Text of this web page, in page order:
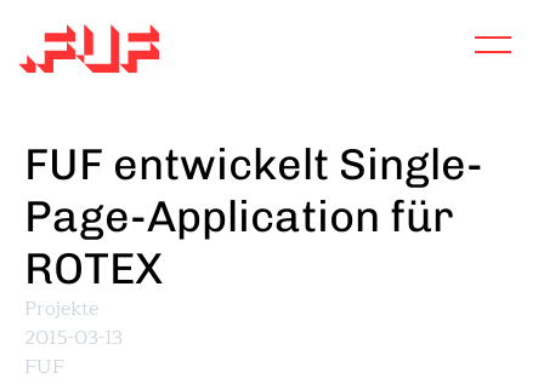
Inhalt
FUF entwickelt Single-
Page-Application für
ROTEX
Projekte
2015-03-13
FUF